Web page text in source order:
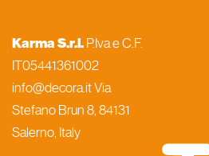
Karma S.r.l. P.Iva e C.F.
IT05441361002
info@decora.it Via
Stefano Brun 8, 84131
Salerno, Italy